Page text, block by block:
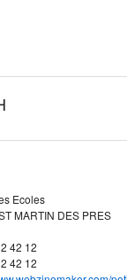
Ecoles
MARTIN DES PRES
42 12
42 12